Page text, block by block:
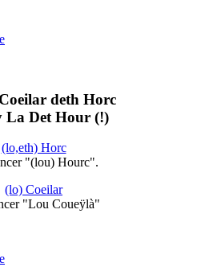
Coeilar deth Horc
La Det Hour (!)
(lo,eth) Horc
"(lou) Hourc".
(lo) Coeilar
"Lou Coueÿlà"